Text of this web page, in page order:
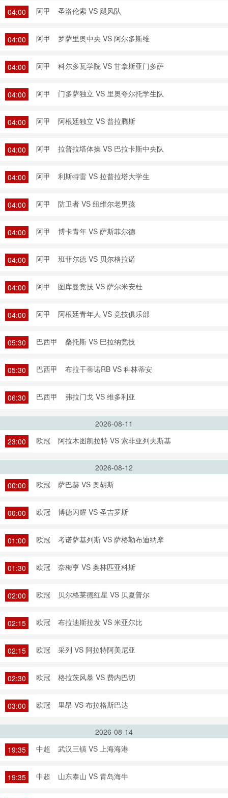
04:00 阿甲 圣洛伦索 VS 飓风队
04:00 阿甲 罗萨里奥中央 VS 阿尔多斯维
04:00 阿甲 科尔多瓦学院 VS 甘拿斯亚门多萨
04:00 阿甲 门多萨独立 VS 里奥夸尔托学生队
04:00 阿甲 阿根廷独立 VS 普拉腾斯
04:00 阿甲 拉普拉塔体操 VS 巴拉卡斯中央队
04:00 阿甲 利斯特雷 VS 拉普拉塔大学生
04:00 阿甲 防卫者 VS 纽维尔老男孩
04:00 阿甲 博卡青年 VS 萨斯菲尔德
04:00 阿甲 班菲尔德 VS 贝尔格拉诺
04:00 阿甲 图库曼竞技 VS 萨尔米安杜
04:00 阿甲 阿根廷青年人 VS 竞技俱乐部
05:30 巴西甲 桑托斯 VS 巴拉纳竞技
05:30 巴西甲 布拉干蒂诺RB VS 科林蒂安
06:30 巴西甲 弗拉门戈 VS 维多利亚
2026-08-11
23:00
欧冠 阿拉木图凯拉特 VS 索非亚列夫斯基
2026-08-12
00:00
欧冠 萨巴赫 VS 奥胡斯
00:00 欧冠 博德闪耀 VS 圣吉罗斯
01:00 欧冠 考诺萨基列斯 VS 萨格勒布迪纳摩
01:30 欧冠 奈梅亨 VS 奥林匹亚科斯
02:00 欧冠 贝尔格莱德红星 VS 贝夏普尔
02:15 欧冠 布拉迪斯拉发 VS 米亚尔比
02:15 欧冠 采列 VS 阿拉特阿美尼亚
02:30 欧冠 格拉茨风暴 VS 费内巴切
03:00 欧冠 里昂 VS 布拉格斯巴达
2026-08-14
19:35
中超 武汉三镇 VS 上海海港
19:35 中超 山东泰山 VS 青岛海牛